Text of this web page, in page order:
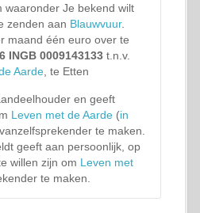
waaronder Je bekend wilt
zenden aan Blauwvuur.
maand één euro over te
INGB 0009143133 t.n.v.
Aarde, te Etten
en geeft
Leven met de Aarde (in
te maken.
geeft aan persoonlijk, op
willen zijn om Leven met
te maken.